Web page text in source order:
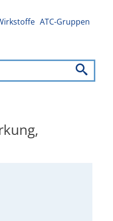
ATC-Gruppen